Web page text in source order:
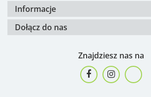
Informacje
Dołącz do nas
Znajdziesz nas na